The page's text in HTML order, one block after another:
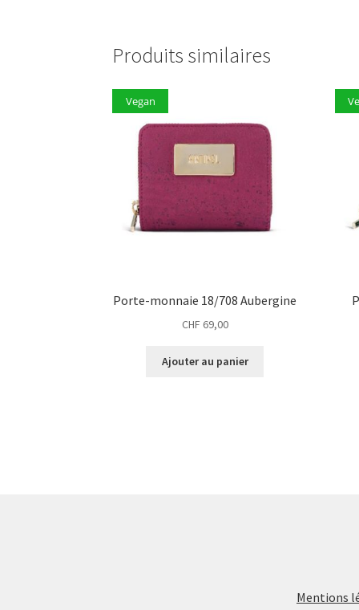
Produits similaires
Vegan
Porte-monnaie 18/708 Aubergine
CHF 69,00
Ajouter au panier
Mentions